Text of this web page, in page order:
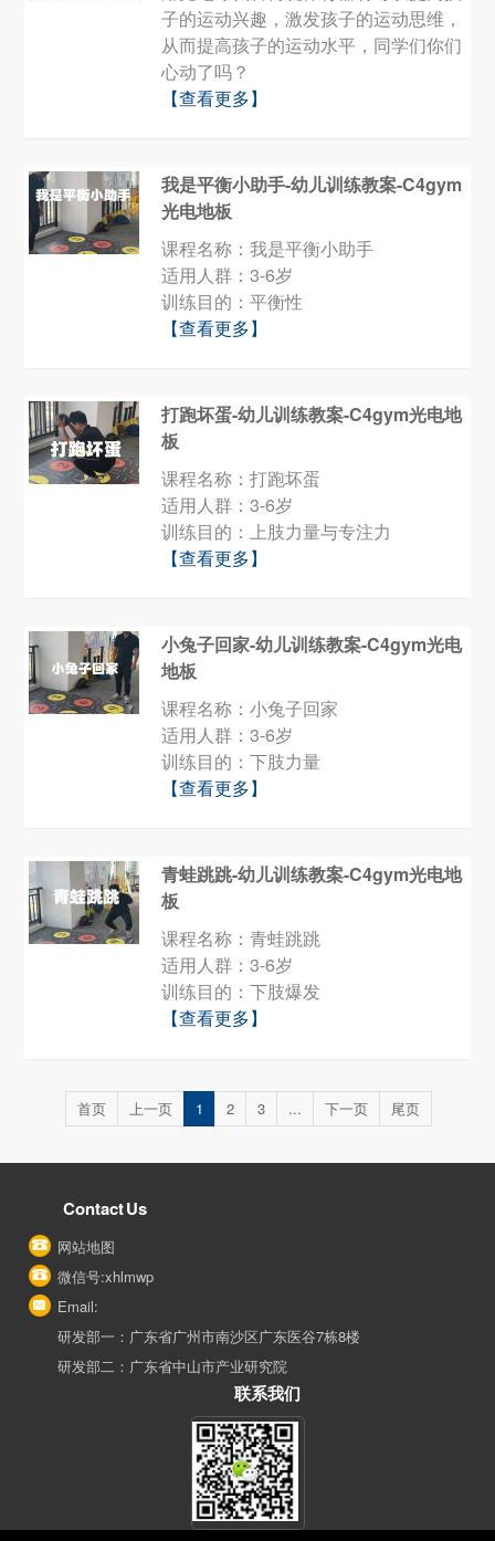
子的运动兴趣，激发孩子的运动思维，
从而提高孩子的运动水平，同学们你们
心动了吗？
【查看更多】
我是平衡小助手-幼儿训练教案-C4gym
光电地板
课程名称：我是平衡小助手
适用人群：3-6岁
训练目的：平衡性
【查看更多】
打跑坏蛋-幼儿训练教案-C4gym光电地
板
课程名称：打跑坏蛋
适用人群：3-6岁
训练目的：上肢力量与专注力
【查看更多】
小兔子回家-幼儿训练教案-C4gym光电
地板
课程名称：小兔子回家
适用人群：3-6岁
训练目的：下肢力量
【查看更多】
青蛙跳跳-幼儿训练教案-C4gym光电地
板
课程名称：青蛙跳跳
适用人群：3-6岁
训练目的：下肢爆发
【查看更多】
首页 上一页 1 2 3 ... 下一页 尾页
Contact Us
网站地图
微信号:xhlmwp
Email:
研发部一：广东省广州市南沙区广东医谷7栋8楼
研发部二：广东省中山市产业研究院
联系我们